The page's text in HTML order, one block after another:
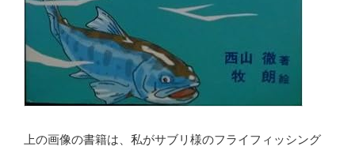
上の画像の書籍は、私がサブリ様のフライフィッシング